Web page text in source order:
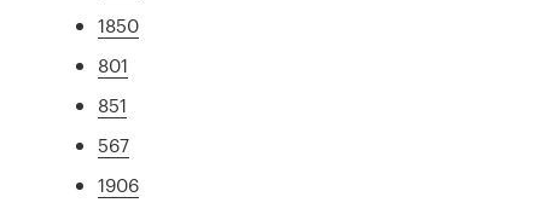
1850
801
851
567
1906